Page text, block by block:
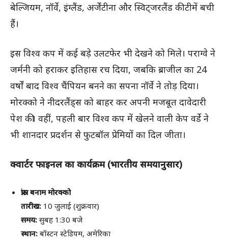
बेल्जियम, नॉर्वे, इंग्लैंड, अर्जेंटीना और स्विट्जरलैंड की टीमें बची
हैं।
इस विश्व कप में कई बड़े उलटफेर भी देखने को मिले। पराग्वे ने
जर्मनी को हराकर इतिहास रच दिया, जबकि ब्राजील का 24
वर्षों बाद विश्व चैंपियन बनने का सपना नॉर्वे ने तोड़ दिया।
मोरक्को ने नीदरलैंड्स को बाहर कर अपनी मजबूत दावेदारी
पेश की। वहीं, पहली बार विश्व कप में खेलने वाली केप वर्डे ने
भी शानदार प्रदर्शन से फुटबॉल प्रेमियों का दिल जीता।
क्वार्टर फाइनल का कार्यक्रम (भारतीय समयानुसार)
फ्रांस बनाम मोरक्को
तारीख: 10 जुलाई (शुक्रवार)
समय: सुबह 1:30 बजे
स्थान: बॉस्टन स्टेडियम, अमेरिका